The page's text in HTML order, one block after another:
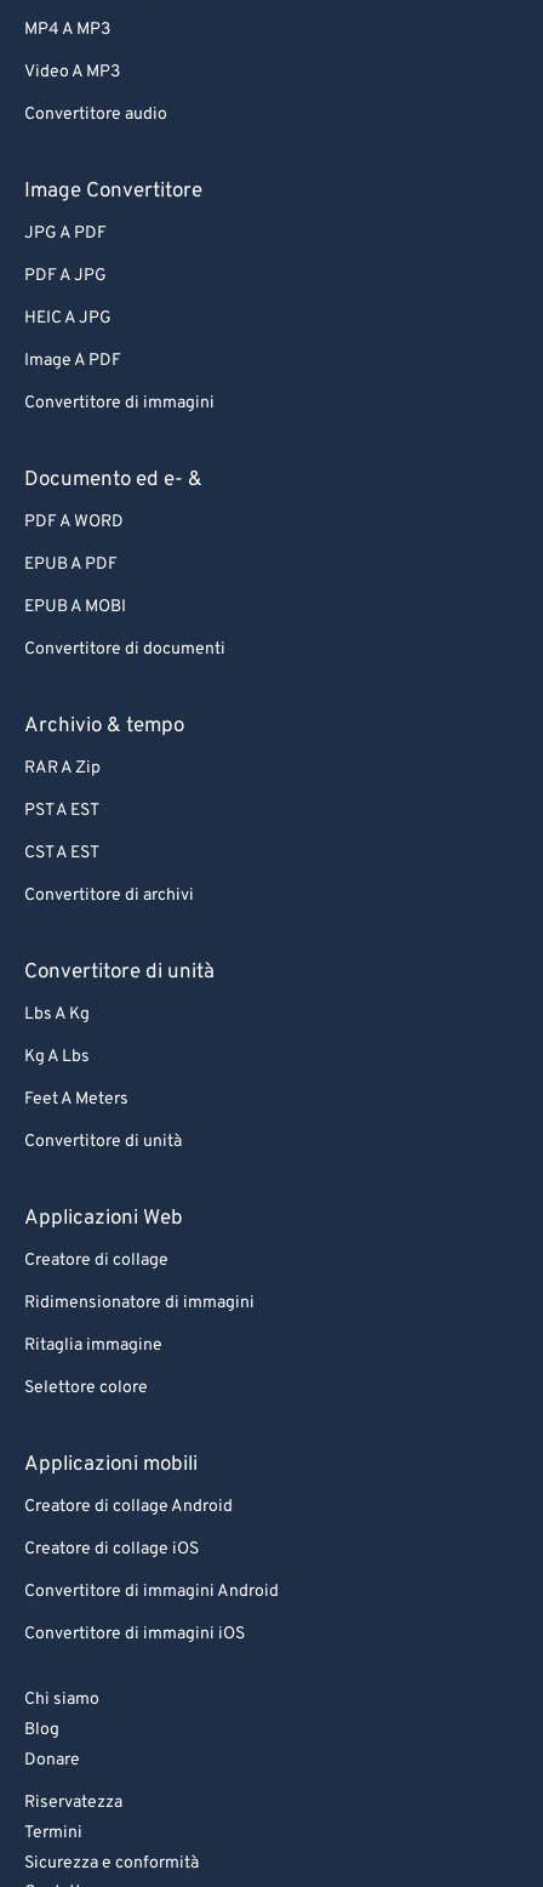
MP4 A MP3
Video A MP3
Convertitore audio
Image Convertitore
JPG A PDF
PDF A JPG
HEIC A JPG
Image A PDF
Convertitore di immagini
Documento ed e- &
PDF A WORD
EPUB A PDF
EPUB A MOBI
Convertitore di documenti
Archivio & tempo
RAR A Zip
PST A EST
CST A EST
Convertitore di archivi
Convertitore di unità
Lbs A Kg
Kg A Lbs
Feet A Meters
Convertitore di unità
Applicazioni Web
Creatore di collage
Ridimensionatore di immagini
Ritaglia immagine
Selettore colore
Applicazioni mobili
Creatore di collage Android
Creatore di collage iOS
Convertitore di immagini Android
Convertitore di immagini iOS
Chi siamo
Blog
Donare
Riservatezza
Termini
Sicurezza e conformità